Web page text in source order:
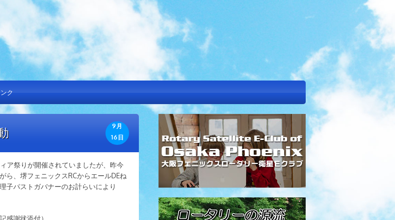
ク
9月
16日
ア祭りが開催されていましたが、昨今
ら、堺フェニックスRCからエールDEね
子パストガバナーのお計らいにより
感謝状添付）